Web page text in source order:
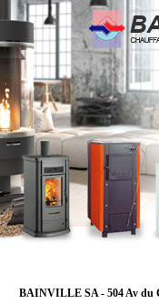
BAINVILLE SA - 504 Av du